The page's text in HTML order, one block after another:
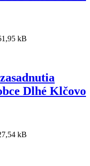
kB
Dlhé Klčovo
kB